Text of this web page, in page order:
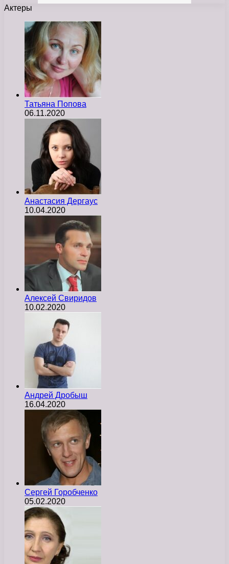
Актеры
Татьяна Попова
06.11.2020
Анастасия Дергаус
10.04.2020
Алексей Свиридов
10.02.2020
Андрей Дробыш
16.04.2020
Сергей Горобченко
05.02.2020